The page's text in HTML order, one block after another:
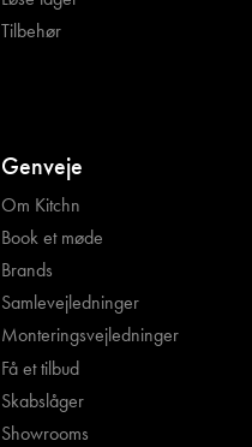
Tilbehør
Genveje
Om Kitchn
Book et møde
Brands
Samlevejledninger
Monteringsvejledninger
Få et tilbud
Skabslåger
Showrooms